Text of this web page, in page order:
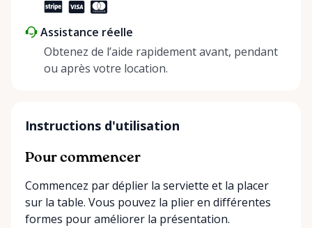
Assistance réelle
Obtenez de l’aide rapidement avant, pendant
ou après votre location.
Instructions d'utilisation
Pour commencer
Commencez par déplier la serviette et la placer
sur la table. Vous pouvez la plier en différentes
formes pour améliorer la présentation.